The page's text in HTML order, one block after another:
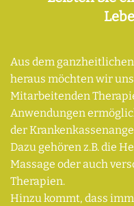
Aus dem
heraus möchten wir
Mitarbeitenden
Anwendungen
der
Dazu gehören z.B. die
Massage oder auch
Therapien.
Hinzu kommt, dass